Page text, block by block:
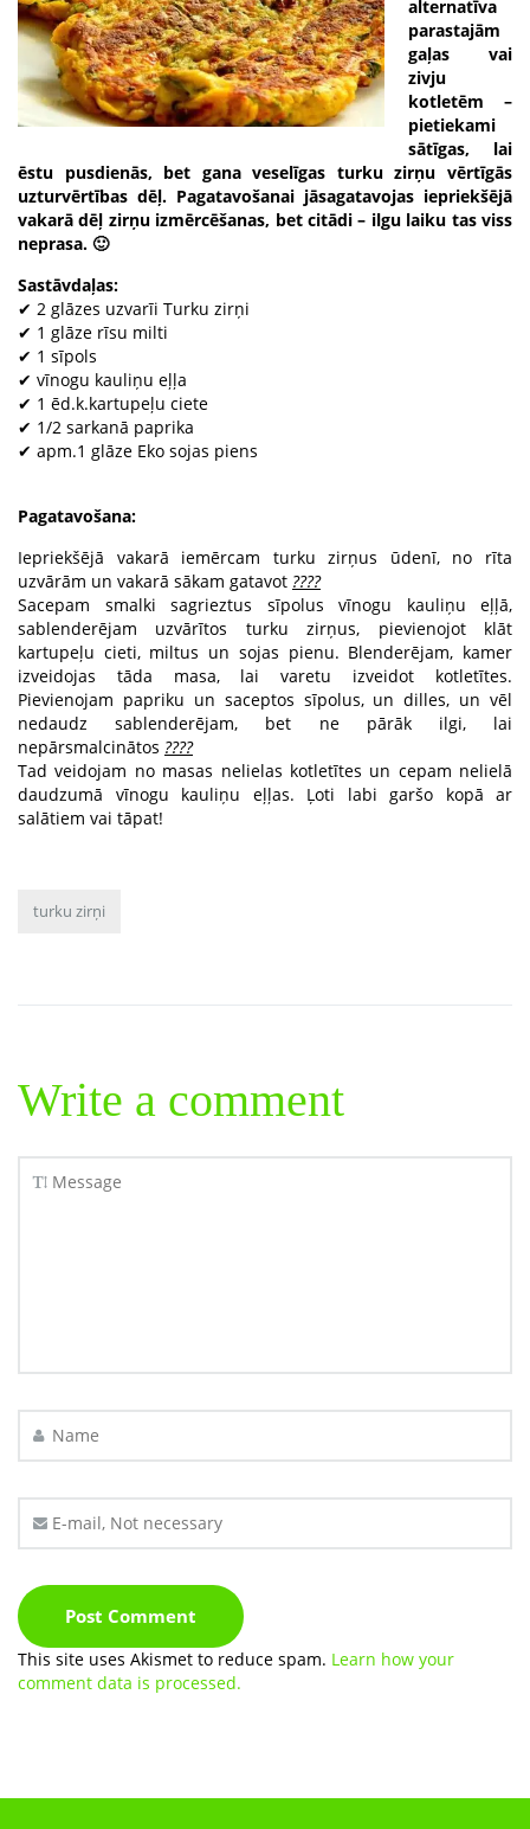
alternatīva
parastajām
gaļas vai
zivju
kotletēm –
pietiekami
sātīgas, lai
ēstu pusdienās, bet gana veselīgas turku zirņu vērtīgās
uzturvērtības dēļ. Pagatavošanai jāsagatavojas iepriekšējā
vakarā dēļ zirņu izmērcēšanas, bet citādi – ilgu laiku tas viss
neprasa. 🙂
Sastāvdaļas:
✔ 2 glāzes uzvarīi Turku zirņi
✔ 1 glāze rīsu milti
✔ 1 sīpols
✔ vīnogu kauliņu eļļa
✔ 1 ēd.k.kartupeļu ciete
✔ 1/2 sarkanā paprika
✔ apm.1 glāze Eko sojas piens
Pagatavošana:
Iepriekšējā vakarā iemērcam turku zirņus ūdenī, no rīta
uzvārām un vakarā sākam gatavot ????
Sacepam smalki sagrieztus sīpolus vīnogu kauliņu eļļā,
sablenderējam uzvārītos turku zirņus, pievienojot klāt
kartupeļu cieti, miltus un sojas pienu. Blenderējam, kamer
izveidojas tāda masa, lai varetu izveidot kotletītes.
Pievienojam papriku un saceptos sīpolus, un dilles, un vēl
nedaudz sablenderējam, bet ne pārāk ilgi, lai
nepārsmalcinātos ????
Tad veidojam no masas nelielas kotletītes un cepam nelielā
daudzumā vīnogu kauliņu eļļas. Ļoti labi garšo kopā ar
salātiem vai tāpat!
turku zirņi
Write a comment
This site uses Akismet to reduce spam. Learn how your
comment data is processed.